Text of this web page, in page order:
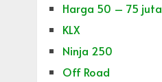
Harga 50 – 75 juta
KLX
Ninja 250
Off Road